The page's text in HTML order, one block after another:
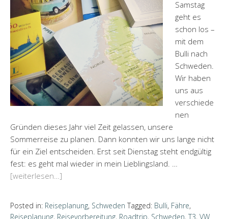
Samstag
geht es
schon los –
mit dem
Bulli nach
Schweden.
Wir haben
uns aus
verschiede
nen
Gründen dieses Jahr viel Zeit gelassen, unsere
Sommerreise zu planen. Dann konnten wir uns lange nicht
für ein Ziel entscheiden. Erst seit Dienstag steht endgültig
fest: es geht mal wieder in mein Lieblingsland. …
[weiterlesen…]
Posted in: Reiseplanung, Schweden Tagged: Bulli, Fähre,
Reiseplanung, Reisevorbereitung, Roadtrip, Schweden, T3, VW